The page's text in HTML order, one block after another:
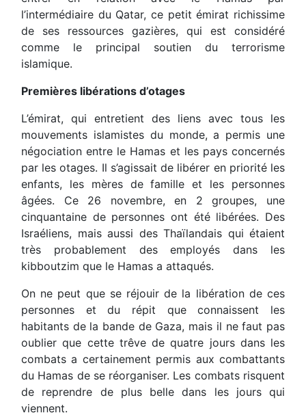
l’intermédiaire du Qatar, ce petit émirat richissime
de ses ressources gazières, qui est considéré
comme le principal soutien du terrorisme
islamique.
Premières libérations d’otages
L’émirat, qui entretient des liens avec tous les
mouvements islamistes du monde, a permis une
négociation entre le Hamas et les pays concernés
par les otages. Il s’agissait de libérer en priorité les
enfants, les mères de famille et les personnes
âgées. Ce 26 novembre, en 2 groupes, une
cinquantaine de personnes ont été libérées. Des
Israéliens, mais aussi des Thaïlandais qui étaient
très probablement des employés dans les
kibboutzim que le Hamas a attaqués.
On ne peut que se réjouir de la libération de ces
personnes et du répit que connaissent les
habitants de la bande de Gaza, mais il ne faut pas
oublier que cette trêve de quatre jours dans les
combats a certainement permis aux combattants
du Hamas de se réorganiser. Les combats risquent
de reprendre de plus belle dans les jours qui
viennent.